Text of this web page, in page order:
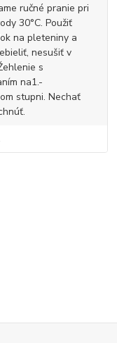
ručné pranie pri
30°C. Použiť
na pleteniny a
nesušiť v
s
na1.-
stupni. Nechať